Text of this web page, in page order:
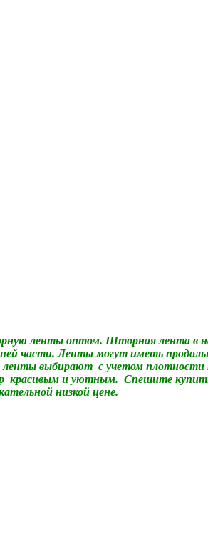
ленты оптом. Шторная лента в
части. Ленты могут иметь
выбирают с учетом плотности
красивым и уютным. Спешите
низкой цене.